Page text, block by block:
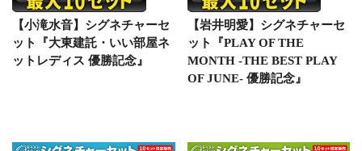
【小滝水音】シグネチャーセ
ット『大東建託・いい部屋ネ
ットレディス 優勝記念』
【岩井明愛】シグネチャーセ
ット『PLAY OF THE
MONTH -THE BEST PLAY
OF JUNE- 優勝記念』